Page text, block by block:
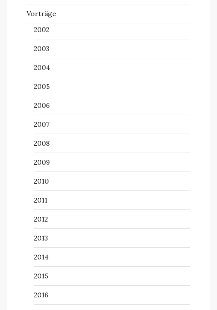
Vorträge
2002
2003
2004
2005
2006
2007
2008
2009
2010
2011
2012
2013
2014
2015
2016